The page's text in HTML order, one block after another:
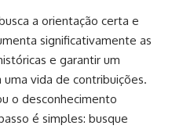
a orientação certa e
significativamente as
e garantir um
vida de contribuições.
o desconhecimento
é simples: busque